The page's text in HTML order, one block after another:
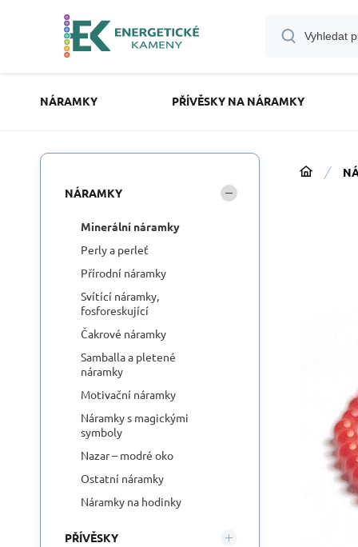
NÁRAMKY PŘÍVĚSKY NA NÁRAMKY
NÁRAMKY
Minerální náramky
Perly a perleť
Přírodní náramky
Svítící náramky,
fosforeskující
Čakrové náramky
Samballa a pletené
náramky
Motivační náramky
Náramky s magickými
symboly
Nazar – modré oko
Ostatní náramky
Náramky na hodinky
PŘÍVĚSKY